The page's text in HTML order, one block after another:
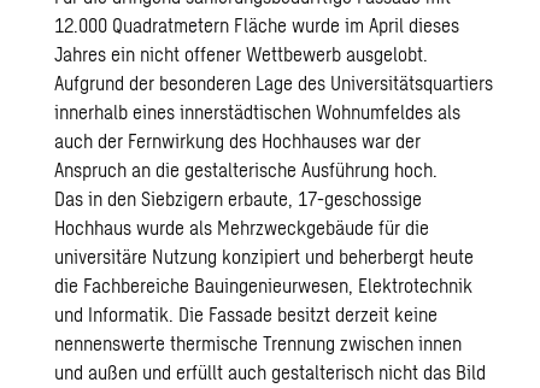
12.000 Quadratmetern Fläche wurde im April dieses
Jahres ein nicht offener Wettbewerb ausgelobt.
Aufgrund der besonderen Lage des Universitätsquartiers
innerhalb eines innerstädtischen Wohnumfeldes als
auch der Fernwirkung des Hochhauses war der
Anspruch an die gestalterische Ausführung hoch.
Das in den Siebzigern erbaute, 17-geschossige
Hochhaus wurde als Mehrzweckgebäude für die
universitäre Nutzung konzipiert und beherbergt heute
die Fachbereiche Bauingenieurwesen, Elektrotechnik
und Informatik. Die Fassade besitzt derzeit keine
nennenswerte thermische Trennung zwischen innen
und außen und erfüllt auch gestalterisch nicht das Bild